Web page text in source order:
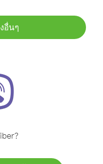
อื่นๆ